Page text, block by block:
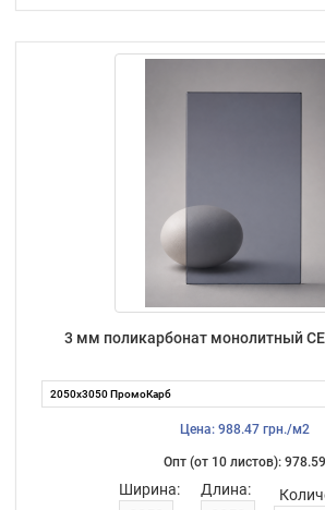
3 мм поликарбонат монолитный
Цена: 988.47 грн./м2
Опт (от 10 листов):
Ширина: Длина: